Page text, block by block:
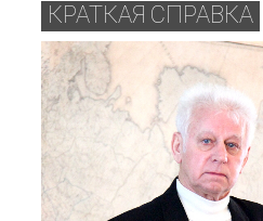
КРАТКАЯ СПРАВКА